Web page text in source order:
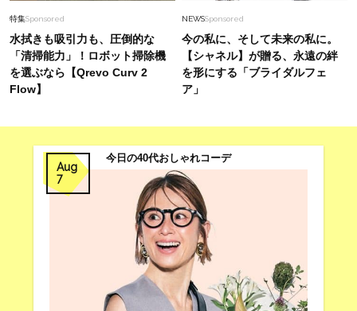
特集Sponsored
水拭きも吸引力も、圧倒的な
「清掃能力」！ロボット掃除機
を選ぶなら【Qrevo Curv 2
Flow】
NEWSSponsored
今の私に、そして未来の私に。
【シャネル】が贈る、永遠の絆
を形にする「ブライダルフェ
ア」
Aug
7
今日の40代おしゃれコーデ